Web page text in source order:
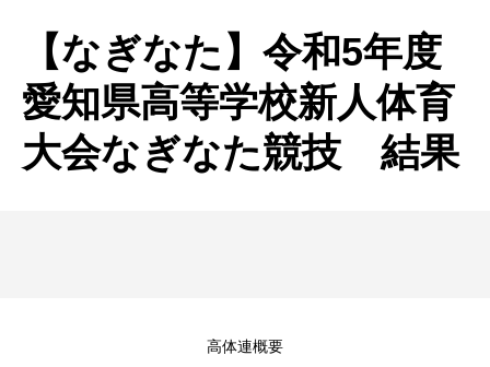
【なぎなた】令和5年度
愛知県高等学校新人体育
大会なぎなた競技 結果
高体連概要